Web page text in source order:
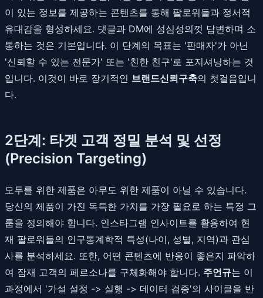
이 있는 정보를 제공하는 콘텐츠를 통해 팔로워들과 정서적
유대감을 형성하세요. 댓글과 DM에 성심성의껏 답변하며 소
통하는 것은 기본입니다. 이 단계의 목표는 '판매자'가 아닌
'신뢰할 수 있는 전문가' 또는 '친한 친구'로 포지셔닝하는 것
입니다. 이것이 바로 장기적인 브랜드신뢰구축의 첫걸음입니
다.
2단계: 타겟 고객 정밀 분석 및 선정
(Precision Targeting)
모두를 위한 제품은 아무도 위한 제품이 아닐 수 있습니다.
당신의 제품이 가진 독특한 가치를 가장 필요로 하는 특정 그
룹을 정의해야 합니다. 인스타그램 인사이트를 활용하여 현
재 팔로워들의 인구통계학적 특성(나이, 성별, 지역)과 관심
사를 분석하세요. 또한, 어떤 콘텐츠에 반응이 좋은지 파악하
여 잠재 고객의 페르소나를 구체화해야 합니다. 주언규는 이
과정에서 '가설 설정 -> 실행 -> 데이터 검증'의 사이클을 반